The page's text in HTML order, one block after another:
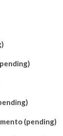
(pending)